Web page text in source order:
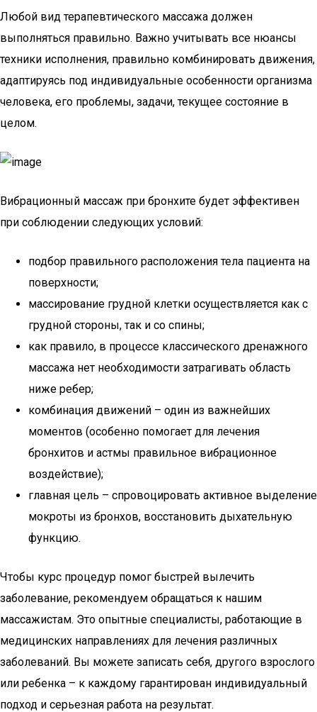
Любой вид терапевтического массажа должен
выполняться правильно. Важно учитывать все нюансы
техники исполнения, правильно комбинировать движения,
адаптируясь под индивидуальные особенности организма
человека, его проблемы, задачи, текущее состояние в
целом.
Вибрационный массаж при бронхите будет эффективен
при соблюдении следующих условий:
подбор правильного расположения тела пациента на
поверхности;
массирование грудной клетки осуществляется как с
грудной стороны, так и со спины;
как правило, в процессе классического дренажного
массажа нет необходимости затрагивать область
ниже ребер;
комбинация движений – один из важнейших
моментов (особенно помогает для лечения
бронхитов и астмы правильное вибрационное
воздействие);
главная цель – спровоцировать активное выделение
мокроты из бронхов, восстановить дыхательную
функцию.
Чтобы курс процедур помог быстрей вылечить
заболевание, рекомендуем обращаться к нашим
массажистам. Это опытные специалисты, работающие в
медицинских направлениях для лечения различных
заболеваний. Вы можете записать себя, другого взрослого
или ребенка – к каждому гарантирован индивидуальный
подход и серьезная работа на результат.